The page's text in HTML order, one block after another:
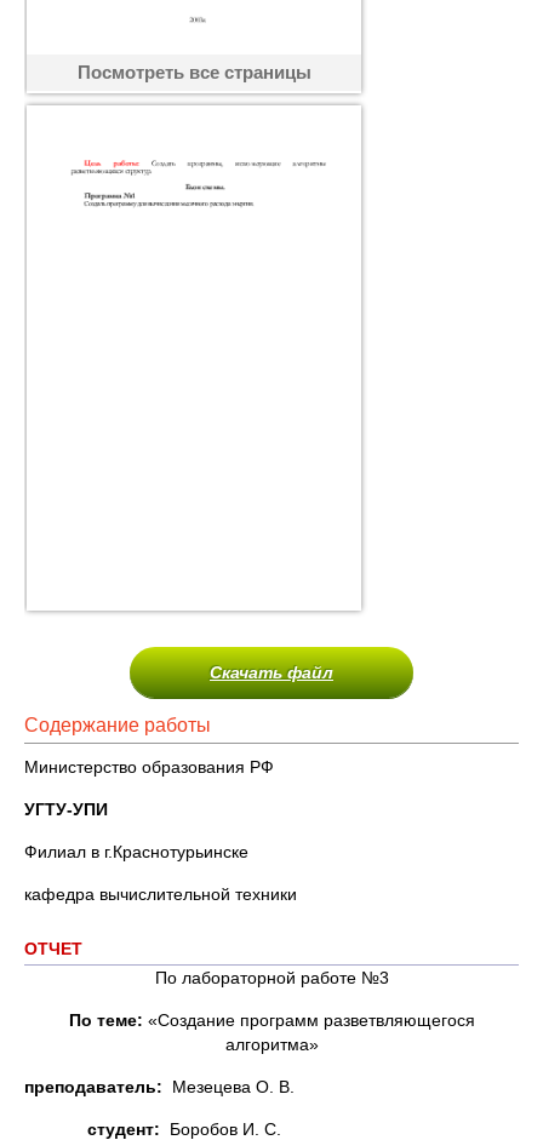
Посмотреть все страницы
Скачать файл
Содержание работы
Министерство образования РФ
УГТУ-УПИ
Филиал в г.Краснотурьинске
кафедра вычислительной техники
ОТЧЕТ
По лабораторной работе №3
По теме: «Создание программ разветвляющегося
алгоритма»
преподаватель: Мезецева О. В.
студент: Боробов И. С.